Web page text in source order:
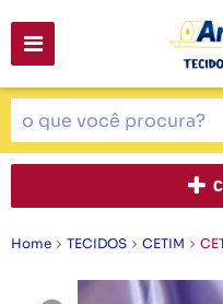
Home TECIDOS CETIM